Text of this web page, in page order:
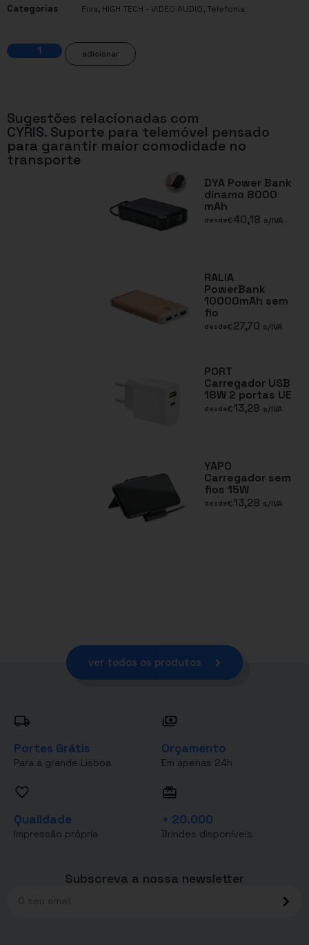
Categorias
Fixa, HIGH TECH - VIDEO AUDIO,Telefonia
adicionar
Sugestões relacionadas com
CYRIS. Suporte para telemóvel pensado
para garantir maior comodidade no
transporte
DYA Power Bank
dínamo 8000
mAh
desde€40,18 s/IVA
RALIA
PowerBank
10000mAh sem
fio
desde€27,70 s/IVA
PORT
Carregador USB
18W 2 portas UE
desde€13,28 s/IVA
YAPO
Carregador sem
fios 15W
desde€13,28 s/IVA
ver todos os produtos
Portes Grátis
Para a grande Lisboa
Orçamento
Em apenas 24h
Qualidade
Impressão própria
+ 20.000
Brindes disponíveis
Subscreva a nossa newsletter